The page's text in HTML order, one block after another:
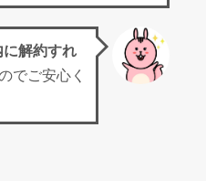
に解約すれ
でご安心く